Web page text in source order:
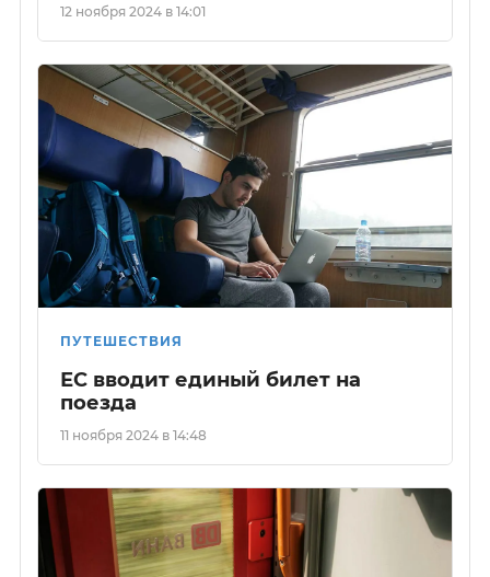
12 ноября 2024 в 14:01
ПУТЕШЕСТВИЯ
ЕС вводит единый билет на
поезда
11 ноября 2024 в 14:48